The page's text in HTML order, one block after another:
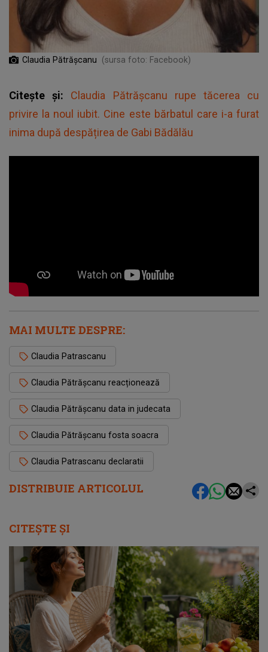
DISTRIBUIE ARTICOLUL
Claudia Pătrășcanu (sursa foto: Facebook)
Citește și: Claudia Pătrășcanu rupe tăcerea cu
privire la noul iubit. Cine este bărbatul care i-a furat
inima după despățirea de Gabi Bădălău
MAI MULTE DESPRE:
Claudia Patrascanu
Claudia Pătrășcanu reacționează
Claudia Pătrășcanu data in judecata
Claudia Pătrășcanu fosta soacra
Claudia Patrascanu declaratii
CITEȘTE ȘI